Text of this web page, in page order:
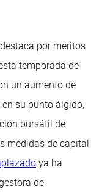
por méritos
temporada de
un aumento de
su punto álgido,
bursátil de
medidas de capital
ya ha
de